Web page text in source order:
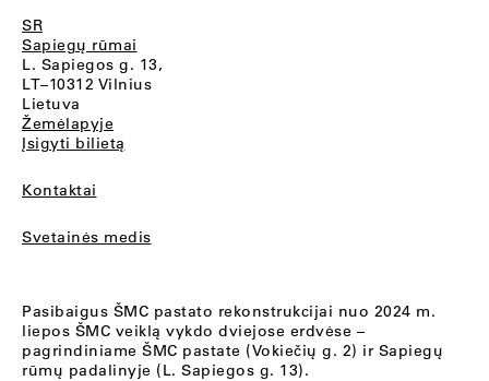
SR
Sapiegų rūmai
L. Sapiegos g. 13,
LT–10312 Vilnius
Lietuva
Žemėlapyje
Įsigyti bilietą
Kontaktai
Svetainės medis
Pasibaigus ŠMC pastato rekonstrukcijai nuo 2024 m.
liepos ŠMC veiklą vykdo dviejose erdvėse –
pagrindiniame ŠMC pastate (Vokiečių g. 2) ir Sapiegų
rūmų padalinyje (L. Sapiegos g. 13).